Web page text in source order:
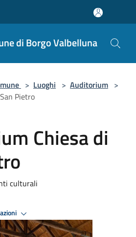
di Borgo Valbelluna
> Luoghi > Auditorium >
Pietro
Chiesa di
culturali